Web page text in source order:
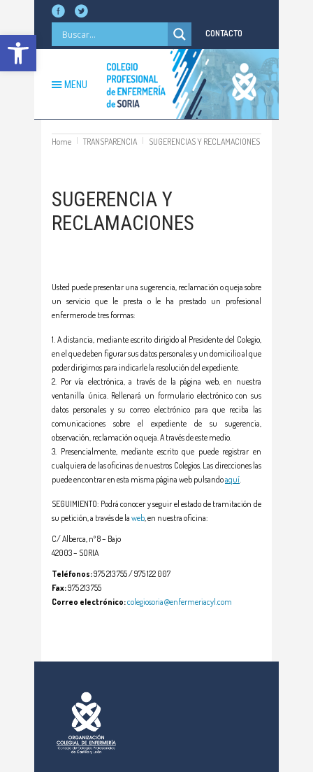
Abrir barra de herramientas CONTACTO
MENU
Home TRANSPARENCIA SUGERENCIAS Y RECLAMACIONES
SUGERENCIA Y
RECLAMACIONES
Usted puede presentar una sugerencia, reclamación o queja sobre
un servicio que le presta o le ha prestado un profesional
enfermero de tres formas:
A distancia, mediante escrito dirigido al Presidente del Colegio,
en el que deben figurar sus datos personales y un domicilio al que
poder dirigirnos para indicarle la resolución del expediente.
Por vía electrónica, a través de la página web, en nuestra
ventanilla única. Rellenará un formulario electrónico con sus
datos personales y su correo electrónico para que reciba las
comunicaciones sobre el expediente de su sugerencia,
observación, reclamación o queja. A través de este medio.
Presencialmente, mediante escrito que puede registrar en
cualquiera de las oficinas de nuestros Colegios. Las direcciones las
puede encontrar en esta misma página web pulsandoaquí.
SEGUIMIENTO: Podrá conocer y seguir el estado de tramitación de
su petición, a través de la web, en nuestra oficina:
C/ Alberca, nº 8 – Bajo
42003 – SORIA
Teléfonos:975 213 755 / 975 122 007
Fax:975 213 755
Correo electrónico:colegiosoria@enfermeriacyl.com